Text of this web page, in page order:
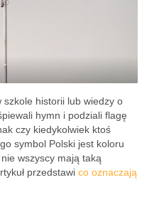
szkole historii lub wiedzy o
hymn i podziali flagę
czy kiedykolwiek ktoś
symbol Polski jest koloru
wszyscy mają taką
przedstawi co oznaczają